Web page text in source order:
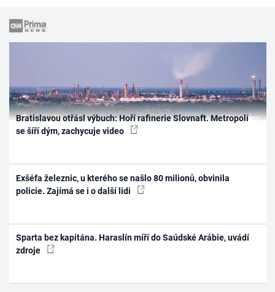
Bratislavou otřásl výbuch: Hoří rafinerie Slovnaft. Metropolí
se šíří dým, zachycuje video
Exšéfa železnic, u kterého se našlo 80 milionů, obvinila
policie. Zajímá se i o další lidi
Sparta bez kapitána. Haraslín míří do Saúdské Arábie, uvádí
zdroje